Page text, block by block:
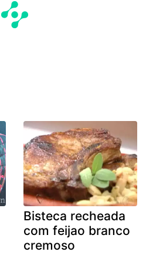
Bisteca recheada
com feijao branco
cremoso